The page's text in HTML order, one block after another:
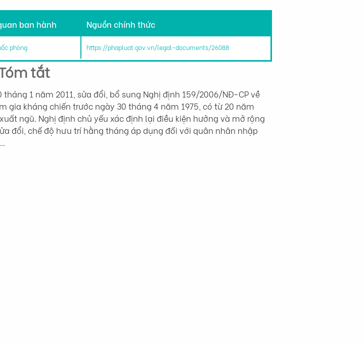
ban hành Nguồn chính thức
phòng https://phapluat.gov.vn/legal-documents/26088
tắt
1 năm 2011, sửa đổi, bổ sung Nghị định 159/2006/NĐ-CP về
kháng chiến trước ngày 30 tháng 4 năm 1975, có từ 20 năm
ngũ. Nghị định chủ yếu xác định lại điều kiện hưởng và mở rộng
đổi, chế độ hưu trí hằng tháng áp dụng đối với quân nhân nhập